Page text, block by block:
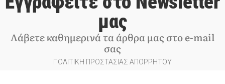
μας
Λάβετε καθημερινά τα άρθρα μας στο e-mail
σας
ΠΟΛΙΤΙΚΗ ΠΡΟΣΤΑΣΙΑΣ ΑΠΟΡΡΗΤΟΥ